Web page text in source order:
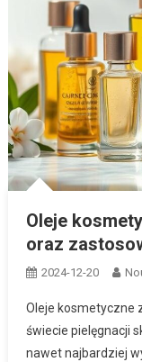
Oleje
oraz
2024-12-20
Oleje kosmetyczne
świecie pielęgnacji
nawet najbardziej